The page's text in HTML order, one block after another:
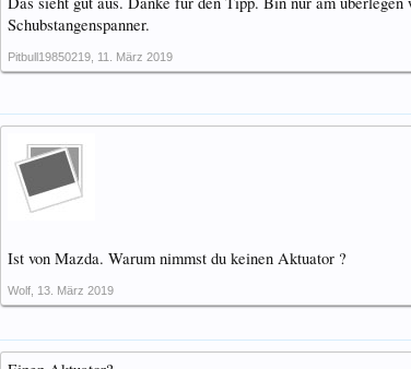
Schubstangenspanner.
Pitbull19850219 11. März 2019
Ist von Mazda. Warum nimmst du keinen Aktuator ?
Wolf 13. März 2019